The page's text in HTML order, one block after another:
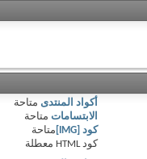
أكواد المنتدى متاحة
الابتسامات متاحة
كود [IMG]
متاحة
كود HTML
معطلة